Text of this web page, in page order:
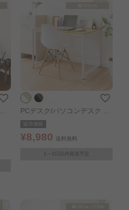
PCデスク/パソコンデスク PC
DES-100 ナチュラル
販売価格
¥8,980 送料無料
1～3日以内発送予定